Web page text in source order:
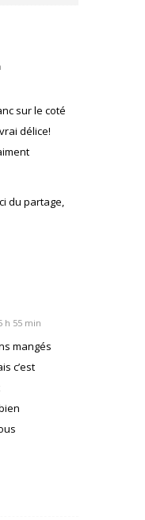
sur le coté
délice!
du partage,
h 55 min
mangés
c’est